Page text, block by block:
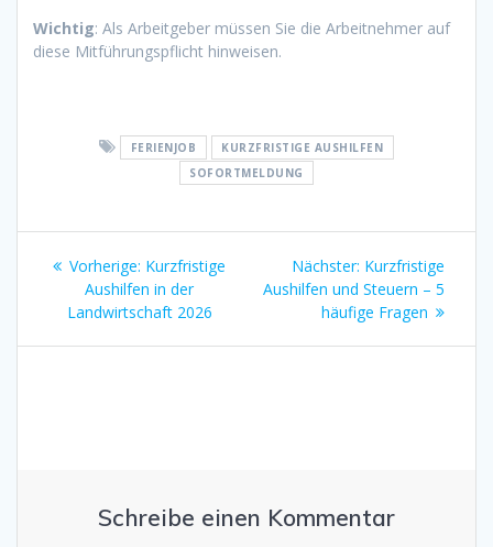
Wichtig: Als Arbeitgeber müssen Sie die Arbeitnehmer auf
diese Mitführungspflicht hinweisen.
FERIENJOB
KURZFRISTIGE AUSHILFEN
SOFORTMELDUNG
Beitragsnavigation
Vorherige: Vorheriger
Beitrag:
Kurzfristige
Aushilfen in der
Landwirtschaft 2026
Nächster: Nächster
Beitrag:
Kurzfristige
Aushilfen und Steuern – 5
häufige Fragen
Schreibe einen Kommentar